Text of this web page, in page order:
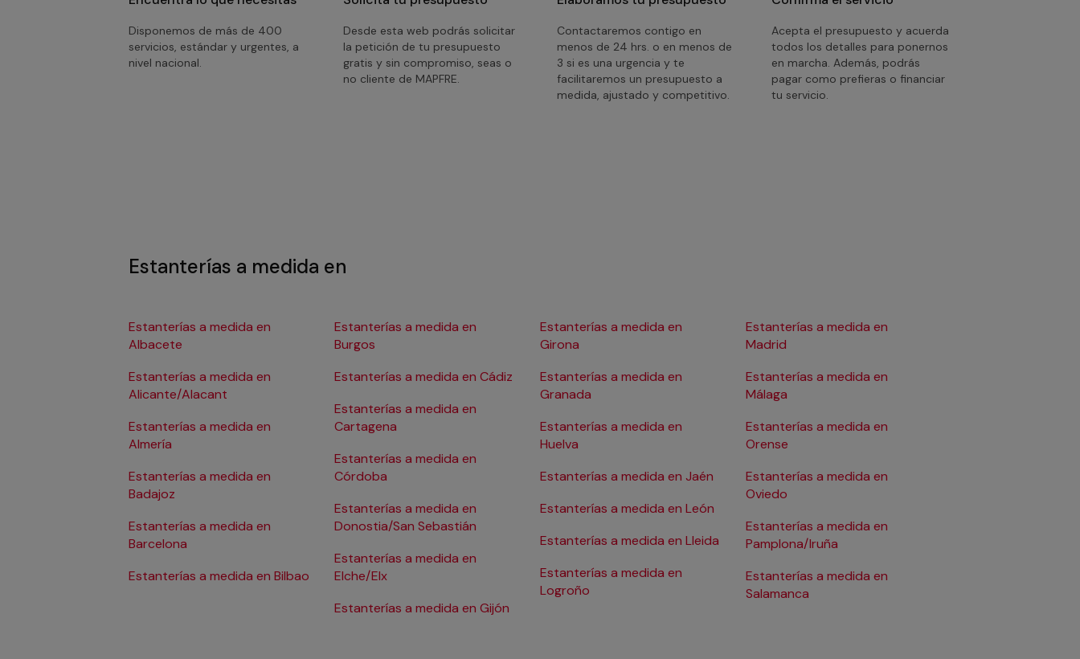
Disponemos de más de 400
servicios, estándar y urgentes, a
nivel nacional.
Desde esta web podrás solicitar
la petición de tu presupuesto
gratis y sin compromiso, seas o
no cliente de MAPFRE.
Contactaremos contigo en
menos de 24 hrs. o en menos de
3 si es una urgencia y te
facilitaremos un presupuesto a
medida, ajustado y competitivo.
Acepta el presupuesto y acuerda
todos los detalles para ponernos
en marcha. Además, podrás
pagar como prefieras o financiar
tu servicio.
Estanterías a medida en
Estanterías a medida en
Albacete
Estanterías a medida en
Alicante/Alacant
Estanterías a medida en
Almería
Estanterías a medida en
Badajoz
Estanterías a medida en
Barcelona
Estanterías a medida en Bilbao
Estanterías a medida en
Burgos
Estanterías a medida en Cádiz
Estanterías a medida en
Cartagena
Estanterías a medida en
Córdoba
Estanterías a medida en
Donostia/San Sebastián
Estanterías a medida en
Elche/Elx
Estanterías a medida en Gijón
Estanterías a medida en
Girona
Estanterías a medida en
Granada
Estanterías a medida en
Huelva
Estanterías a medida en Jaén
Estanterías a medida en León
Estanterías a medida en Lleida
Estanterías a medida en
Logroño
Estanterías a medida en
Madrid
Estanterías a medida en
Málaga
Estanterías a medida en
Orense
Estanterías a medida en
Oviedo
Estanterías a medida en
Pamplona/Iruña
Estanterías a medida en
Salamanca